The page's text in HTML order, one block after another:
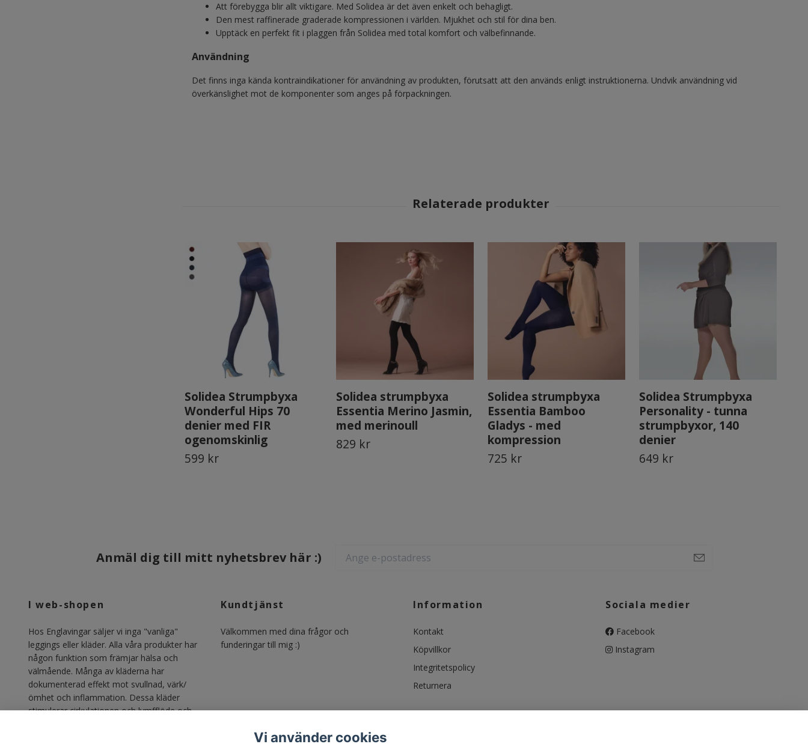
Att förebygga blir allt viktigare. Med Solidea är det även enkelt och behagligt.
Den mest raffinerade graderade kompressionen i världen. Mjukhet och stil för dina ben.
Upptäck en perfekt fit i plaggen från Solidea med total komfort och välbefinnande.
Användning
Det finns inga kända kontraindikationer för användning av produkten, förutsatt att den används enligt instruktionerna. Undvik användning vid
överkänslighet mot de komponenter som anges på förpackningen.
Solidea Strumpbyxa
Wonderful Hips 70
denier med FIR
ogenomskinlig
599 kr
Solidea strumpbyxa
Essentia Merino Jasmin,
med merinoull
829 kr
Solidea strumpbyxa
Essentia Bamboo
Gladys - med
kompression
725 kr
Solidea Strumpbyxa
Personality - tunna
strumpbyxor, 140
denier
649 kr
Anmäl dig till mitt nyhetsbrev här :)
I web-shopen
Hos Englavingar säljer vi inga "vanliga"
leggings eller kläder. Alla våra produkter har
någon funktion som främjar hälsa och
välmående. Många av kläderna har
dokumenterad effekt mot svullnad, värk/
ömhet och inflammation. Dessa kläder
stimulerar cirkulationen och lymfflöde och
Kundtjänst
Välkommen med dina frågor och
funderingar till mig :)
Information
Kontakt
Köpvillkor
Integritetspolicy
Returnera
Sociala medier
Facebook
Instagram
Vi använder cookies